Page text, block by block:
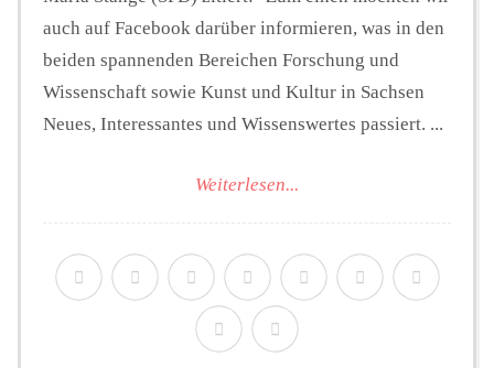
auch auf Facebook darüber informieren, was in den
beiden spannenden Bereichen Forschung und
Wissenschaft sowie Kunst und Kultur in Sachsen
Neues, Interessantes und Wissenswertes passiert. ...
Weiterlesen...